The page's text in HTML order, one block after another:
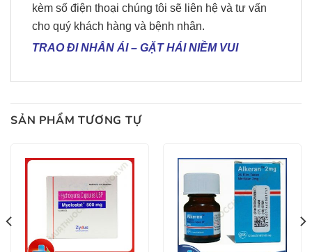
kèm số điện thoại chúng tôi sẽ liên hệ và tư vấn
cho quý khách hàng và bệnh nhân.
TRAO ĐI NHÂN ÁI– GẶT HÁI NIỀM VUI
SẢN PHẨM TƯƠNG TỰ